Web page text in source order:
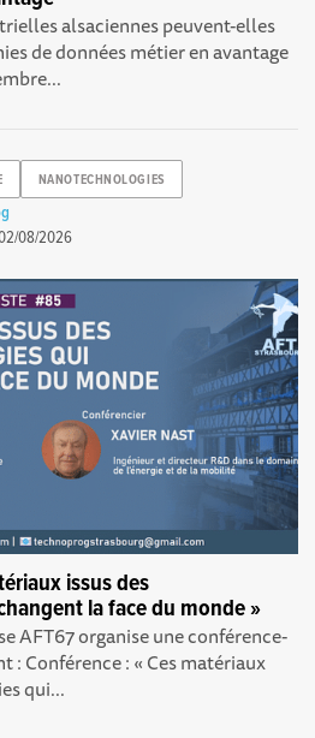
alsaciennes peuvent-elles
de données métier en avantage
NANOTECHNOLOGIES
08/2026
issus des
la face du monde »
AFT67 organise une conférence-
: Conférence : « Ces matériaux
qui...